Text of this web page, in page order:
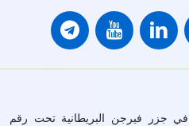
تأسست IFCMARKETS. CORP في جزر فيرجن البريطانية تحت رقم